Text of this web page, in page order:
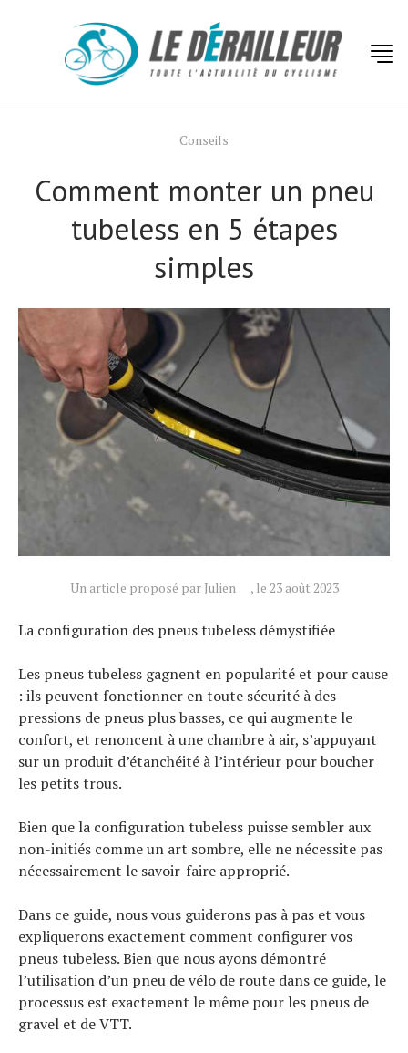
Conseils
Comment monter un pneu
tubeless en 5 étapes
simples
Un article proposé par Julien , le 23 août 2023
La configuration des pneus tubeless démystifiée
Les pneus tubeless gagnent en popularité et pour cause
: ils peuvent fonctionner en toute sécurité à des
pressions de pneus plus basses, ce qui augmente le
confort, et renoncent à une chambre à air, s’appuyant
sur un produit d’étanchéité à l’intérieur pour boucher
les petits trous.
Bien que la configuration tubeless puisse sembler aux
non-initiés comme un art sombre, elle ne nécessite pas
nécessairement le savoir-faire approprié.
Dans ce guide, nous vous guiderons pas à pas et vous
expliquerons exactement comment configurer vos
pneus tubeless. Bien que nous ayons démontré
l’utilisation d’un pneu de vélo de route dans ce guide, le
processus est exactement le même pour les pneus de
gravel et de VTT.